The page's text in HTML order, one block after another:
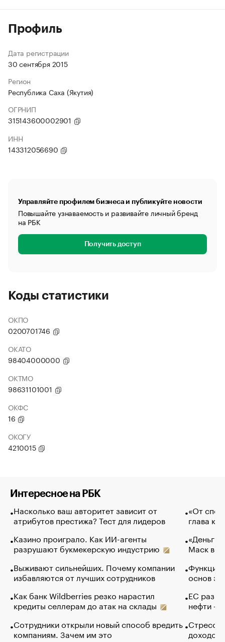
Профиль
Дата регистрации
30 сентября 2015
Регион
Республика Саха (Якутия)
ОГРНИП
315143600002901
ИНН
143312056690
Управляйте профилем бизнеса и публикуйте новости
Повышайте узнаваемость и развивайте личный бренд
на РБК
Получить доступ
Коды статистики
ОКПО
0200701746
ОКАТО
98404000000
ОКТМО
98631101001
ОКФС
16
ОКОГУ
4210015
Интересное на РБК
Насколько ваш авторитет зависит от
атрибутов престижа? Тест для лидеров
Казино проиграло. Как ИИ-агенты
разрушают букмекерскую индустрию
Выживают сильнейших. Почему компании
избавляются от лучших сотрудников
Как банк Wildberries резко нарастил
кредиты селлерам до атак на склады
Сотрудники открыли новый способ вредить
компаниям. Зачем им это
«От
глава
«Деньги
Маск в
Функции
основ
ЕС
нефти —
Стресс
доходов